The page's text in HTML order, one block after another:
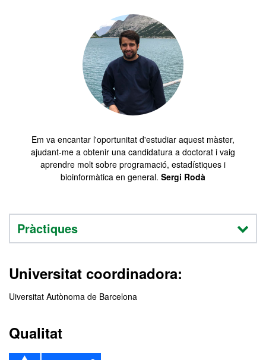
Em va encantar l'oportunitat d'estudiar aquest màster,
ajudant-me a obtenir una candidatura a doctorat i vaig
aprendre molt sobre programació, estadístiques i
bioinformàtica en general. Sergi Rodà
Pràctiques
Universitat coordinadora:
Uiversitat Autònoma de Barcelona
Qualitat